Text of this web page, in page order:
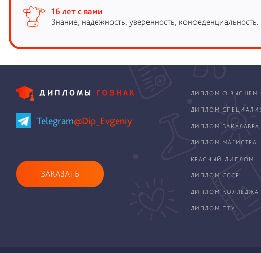
16 лет с вами
Знание, надежность, уверенность, конфеденциальность.
Telegram@Dip_Evgeniy
ЗАКАЗАТЬ
ДИПЛОМ О ВЫСШЕМ
ДИПЛОМ
ДИПЛОМ БАКАЛАВРА
ДИПЛОМ МАГИСТРА
КРАСНЫЙ ДИПЛОМ
ДИПЛОМ СССР
ДИПЛОМ КОЛЛЕДЖА
ДИПЛОМ ПТУ